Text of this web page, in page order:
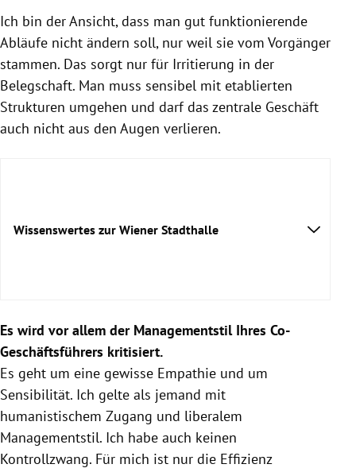
Ich bin der Ansicht, dass man gut funktionierende
Abläufe nicht ändern soll, nur weil sie vom Vorgänger
stammen. Das sorgt nur für Irritierung in der
Belegschaft. Man muss sensibel mit etablierten
Strukturen umgehen und darf das zentrale Geschäft
auch nicht aus den Augen verlieren.
Wissenswertes zur Wiener Stadthalle
Es wird vor allem der Managementstil Ihres Co-
Geschäftsführers kritisiert.
Es geht um eine gewisse Empathie und um
Sensibilität. Ich gelte als jemand mit
humanistischem Zugang und liberalem
Managementstil. Ich habe auch keinen
Kontrollzwang. Für mich ist nur die Effizienz